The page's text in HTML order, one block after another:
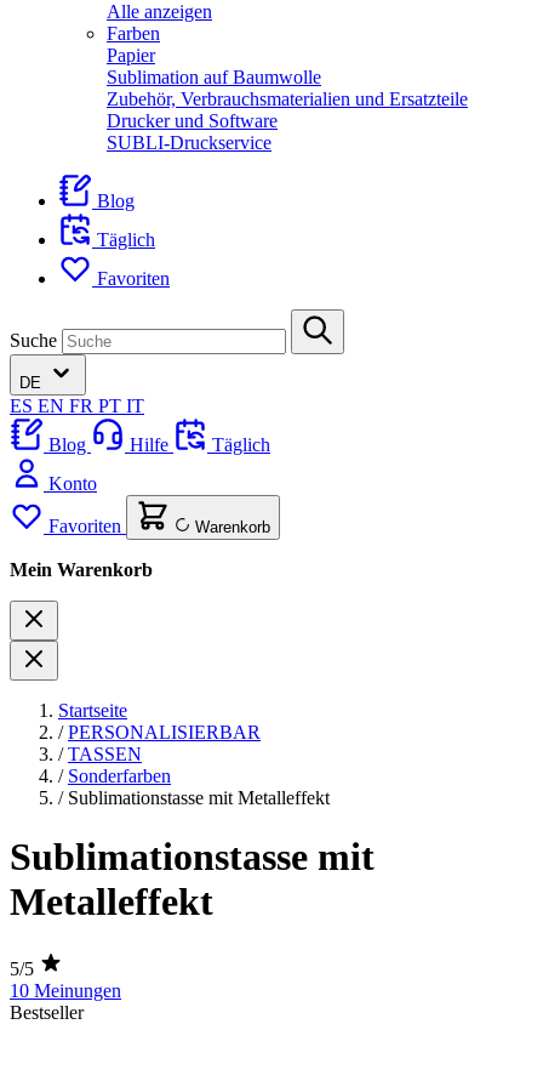
Alle anzeigen
Farben
Papier
Sublimation auf Baumwolle
Zubehör, Verbrauchsmaterialien und Ersatzteile
Drucker und Software
SUBLI-Druckservice
Blog
Täglich
Favoriten
Suche
DE
ES EN FR PT IT
Blog
Hilfe
Täglich
Konto
Favoriten Warenkorb
Mein Warenkorb
Startseite
/ PERSONALISIERBAR
/ TASSEN
/ Sonderfarben
/ Sublimationstasse mit Metalleffekt
Sublimationstasse mit
Metalleffekt
5/5
10 Meinungen
Bestseller